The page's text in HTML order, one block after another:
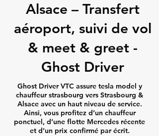
Alsace – Transfert
aéroport, suivi de vol
& meet & greet -
Ghost Driver
Ghost Driver VTC assure tesla model y
chauffeur strasbourg vers Strasbourg &
Alsace avec un haut niveau de service.
Ainsi, vous profitez d’un chauffeur
ponctuel, d’une flotte Mercedes récente
et d’un prix confirmé par écrit.